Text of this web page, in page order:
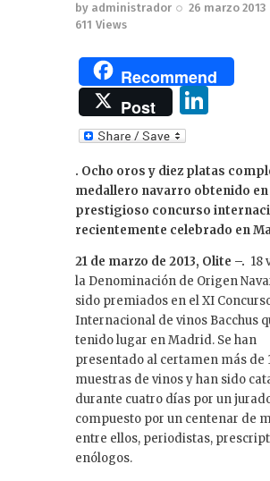
by administrador
26 marzo 2013
611 Views
Recommend
Post
e
dI
n
. Ocho oros y diez platas
medallero navarro obtenido en
prestigioso concurso
recientemente celebrado en
21 de marzo de 2013, Olite –. 18
la Denominación de Origen
sido premiados en el XI
Internacional de vinos Bacchus
tenido lugar en Madrid. Se han
presentado al certamen más de
muestras de vinos y han sido
durante cuatro días por un
compuesto por un centenar de
entre ellos, periodistas,
enólogos.